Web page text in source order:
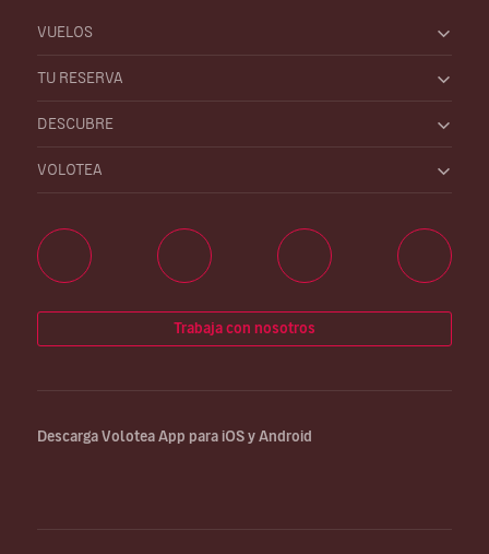
VUELOS
TU RESERVA
DESCUBRE
VOLOTEA
Trabaja con nosotros
Descarga Volotea App para iOS y Android